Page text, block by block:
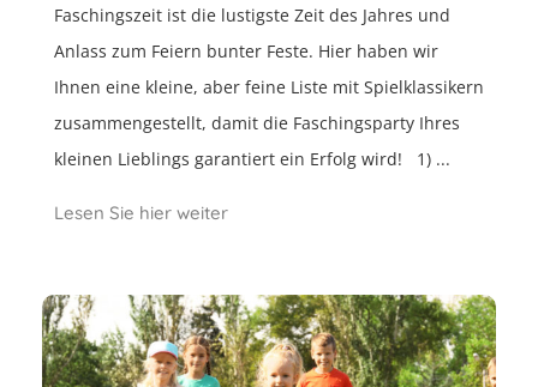
Faschingszeit ist die lustigste Zeit des Jahres und
Anlass zum Feiern bunter Feste. Hier haben wir
Ihnen eine kleine, aber feine Liste mit Spielklassikern
zusammengestellt, damit die Faschingsparty Ihres
kleinen Lieblings garantiert ein Erfolg wird! 1) ...
Lesen Sie hier weiter